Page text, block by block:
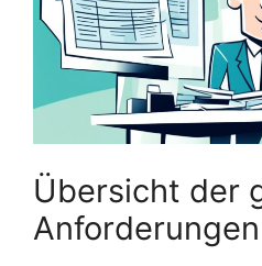
Übersicht der